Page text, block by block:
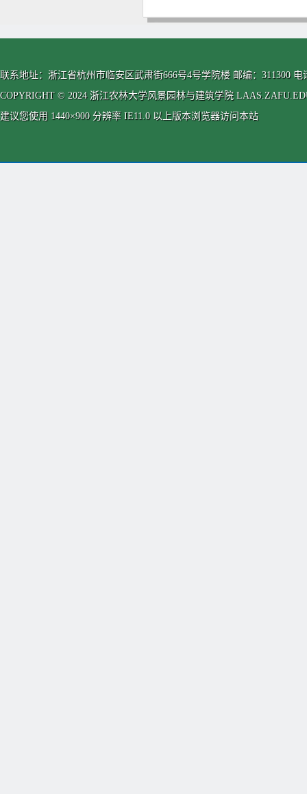
联系地址：浙江省杭州市临安区武肃街666号4号学院楼 邮编：311300 电
COPYRIGHT © 2024 浙江农林大学风景园林与建筑学院
建议您使用 1440×900 分辨率 IE11.0 以上版本浏览器访问本站